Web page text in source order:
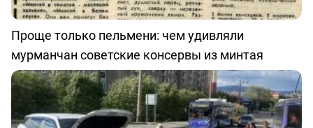
Проще только пельмени: чем удивляли
мурманчан советские консервы из минтая